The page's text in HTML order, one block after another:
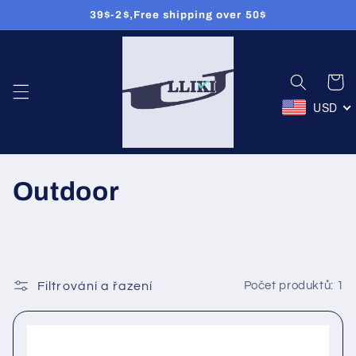
obsahu
39$-2$,Free shipping over 50$
Košík
USD
K
e
k
Outdoor
Filtrování a řazení Počet produktů: 1